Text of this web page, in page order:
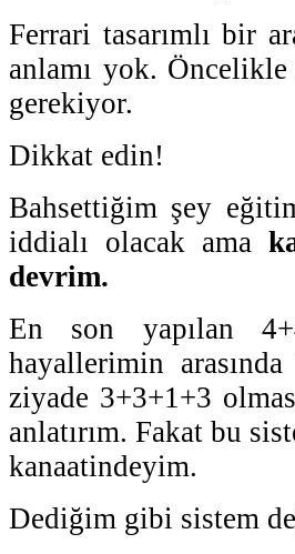
Ferrari tasarımlı bir
anlamı yok.
gerekiyor.
Dikkat edin!
Bahsettiğim şey
iddialı olacak ama
devrim.
En son yapılan
hayallerimin
ziyade 3+3+1+3
anlatırım. Fakat bu
kanaatindeyim.
Dediğim gibi sistem